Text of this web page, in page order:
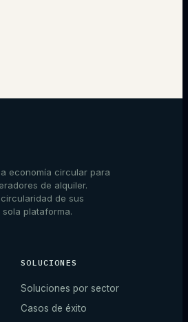
economía circular para
de alquiler.
de sus
plataforma.
SOLUCIONES
Soluciones por sector
Casos de éxito